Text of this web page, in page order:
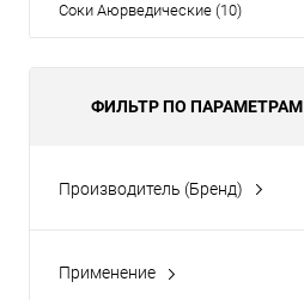
Соки Аюрведические (10)
ФИЛЬТР ПО ПАРАМЕТРАМ
Производитель (Бренд)
Применение